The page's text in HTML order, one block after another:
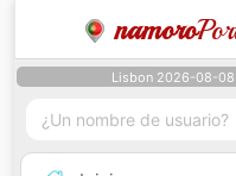
namoro
Lisbon 2026-08-08